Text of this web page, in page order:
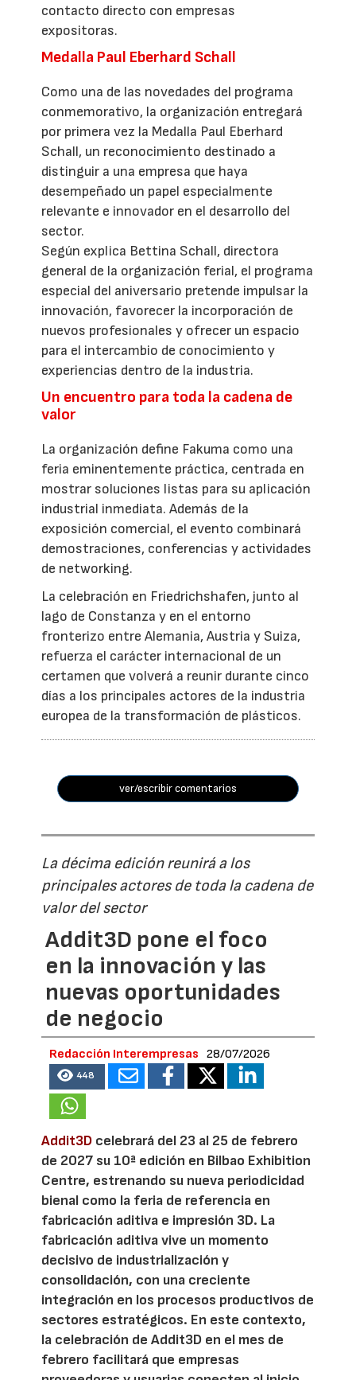
contacto directo con empresas
expositoras.
Medalla Paul Eberhard Schall
Como una de las novedades del programa
conmemorativo, la organización entregará
por primera vez la Medalla Paul Eberhard
Schall, un reconocimiento destinado a
distinguir a una empresa que haya
desempeñado un papel especialmente
relevante e innovador en el desarrollo del
sector.
Según explica Bettina Schall, directora
general de la organización ferial, el programa
especial del aniversario pretende impulsar la
innovación, favorecer la incorporación de
nuevos profesionales y ofrecer un espacio
para el intercambio de conocimiento y
experiencias dentro de la industria.
Un encuentro para toda la cadena de
valor
La organización define Fakuma como una
feria eminentemente práctica, centrada en
mostrar soluciones listas para su aplicación
industrial inmediata. Además de la
exposición comercial, el evento combinará
demostraciones, conferencias y actividades
de networking.
La celebración en Friedrichshafen, junto al
lago de Constanza y en el entorno
fronterizo entre Alemania, Austria y Suiza,
refuerza el carácter internacional de un
certamen que volverá a reunir durante cinco
días a los principales actores de la industria
europea de la transformación de plásticos.
ver/escribir comentarios
La décima edición reunirá a los
principales actores de toda la cadena de
valor del sector
Addit3D pone el foco
en la innovación y las
nuevas oportunidades
de negocio
Redacción Interempresas 28/07/2026
448
Addit3D celebrará del 23 al 25 de febrero
de 2027 su 10ª edición en Bilbao Exhibition
Centre, estrenando su nueva periodicidad
bienal como la feria de referencia en
fabricación aditiva e impresión 3D. La
fabricación aditiva vive un momento
decisivo de industrialización y
consolidación, con una creciente
integración en los procesos productivos de
sectores estratégicos. En este contexto,
la celebración de Addit3D en el mes de
febrero facilitará que empresas